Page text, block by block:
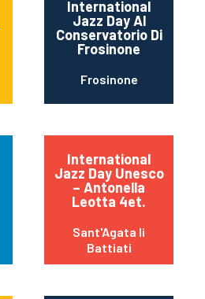
International
Jazz Day Al
Conservatorio Di
Frosinone
Frosinone
International
Jazz Day Unesco
– Antonella
Leotta 4et.
Sant'Agata li
Battiati